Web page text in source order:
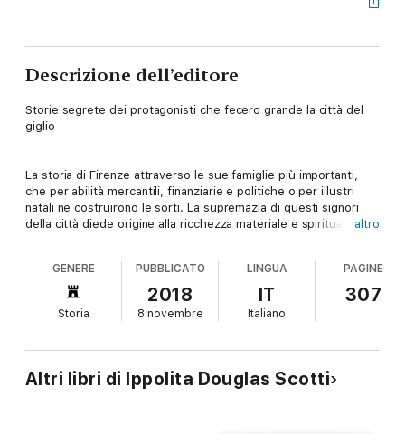
Descrizione dell’editore
Storie segrete dei protagonisti che fecero grande la città del
giglio
La storia di Firenze attraverso le sue famiglie più importanti,
che per abilità mercantili, finanziarie e politiche o per illustri
natali ne costruirono le sorti. La supremazia di questi signori
della città diede origine alla ricchezza materiale e spirituale di
ancora mirabili. Tanto prestigio non fu affatto pacifico né privo
di ombre, e opere d arte e pagine di storia testimoniano
intrighi, congiure e rivalità mai sanate. Senza questi “Signori di
Firenze”, la città, con la sua storia e la sua arte, non sarebbe
e ogni capitolo è dedicato a una delle più influenti famiglie
fiorentine: le gesta, gli intrecci di parentele e le inclinazioni
politiche.
altro
GENERE
Storia
PUBBLICATO
2018
8 novembre
LINGUA
IT
Italiano
PAGINE
307
Altri libri di Ippolita Douglas Scotti